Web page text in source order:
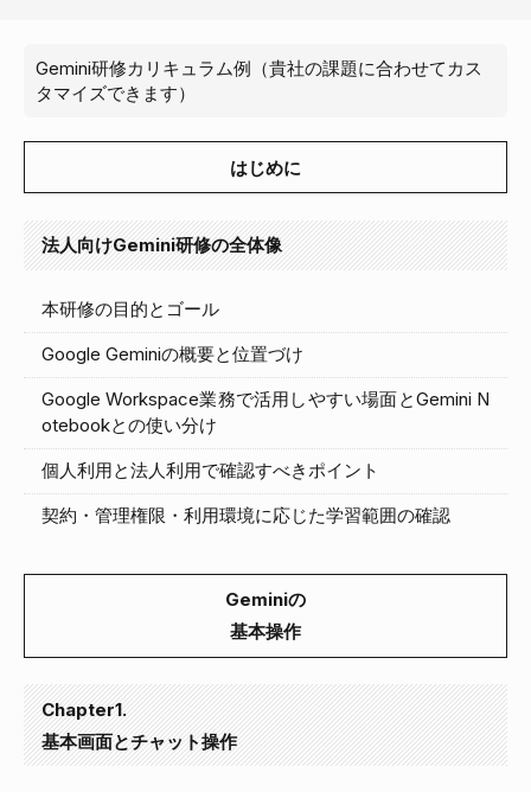
Gemini研修カリキュラム例（貴社の課題に合わせてカス
タマイズできます）
はじめに
法人向けGemini研修の全体像
本研修の目的とゴール
Google Geminiの概要と位置づけ
Google Workspace業務で活用しやすい場面とGemini N
otebookとの使い分け
個人利用と法人利用で確認すべきポイント
契約・管理権限・利用環境に応じた学習範囲の確認
Geminiの
基本操作
Chapter1.
基本画面とチャット操作